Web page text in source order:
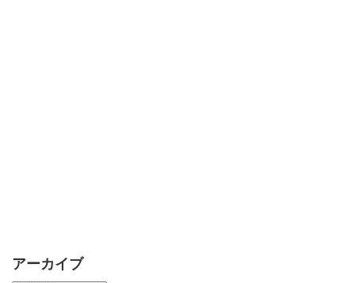
アーカイブ